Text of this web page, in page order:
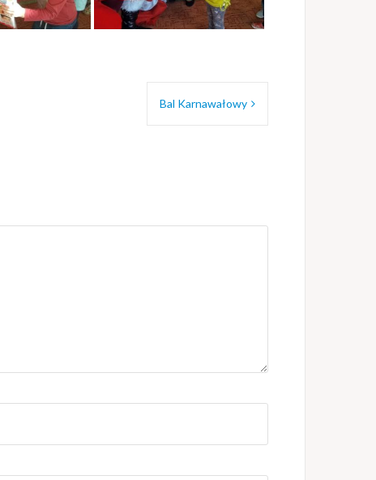
Bal Karnawałowy